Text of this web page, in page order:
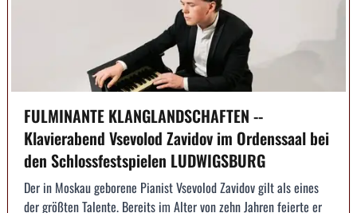
FULMINANTE KLANGLANDSCHAFTEN --
Klavierabend Vsevolod Zavidov im Ordenssaal bei
den Schlossfestspielen LUDWIGSBURG
Der in Moskau geborene Pianist Vsevolod Zavidov gilt als eines
der größten Talente. Bereits im Alter von zehn Jahren feierte er